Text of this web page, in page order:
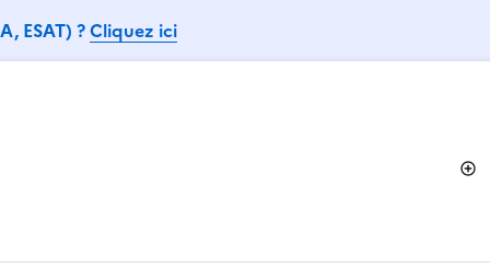
ESAT) ?Cliquez ici